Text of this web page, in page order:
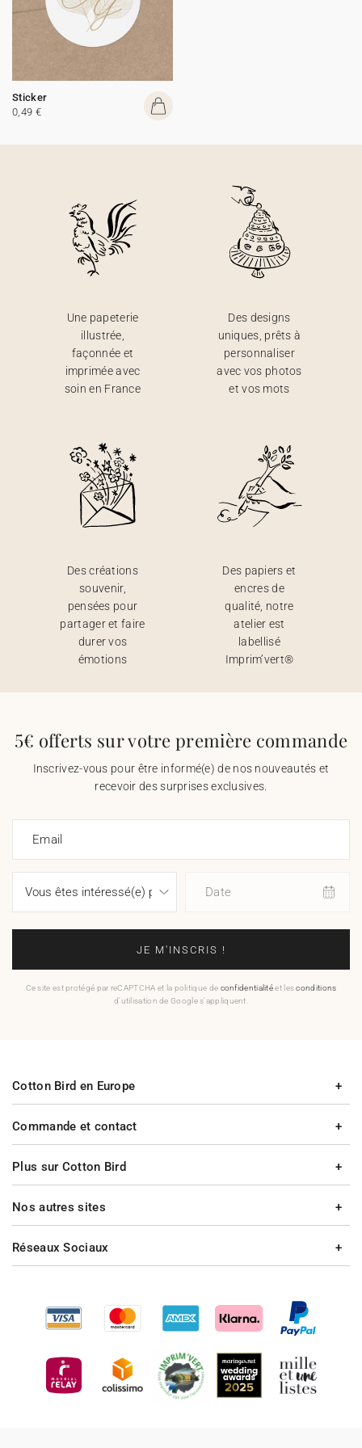
Sticker
0,49 €
Une papeterie
illustrée,
façonnée et
imprimée avec
soin en France
Des designs
uniques, prêts à
personnaliser
avec vos photos
et vos mots
Des créations
souvenir,
pensées pour
partager et faire
durer vos
émotions
Des papiers et
encres de
qualité, notre
atelier est
labellisé
Imprim’vert®
5€ offerts sur votre première commande
Inscrivez-vous pour être informé(e) de nos nouveautés et
recevoir des surprises exclusives.
Email
Date
JE M'INSCRIS !
Ce site est protégé par reCAPTCHA et la politique de confidentialitéet lesconditions
d'utilisation de Google s'appliquent.
Commande et contact
Plus sur Cotton Bird
Cotton Bird en Europe
Nos autres sites
Réseaux Sociaux